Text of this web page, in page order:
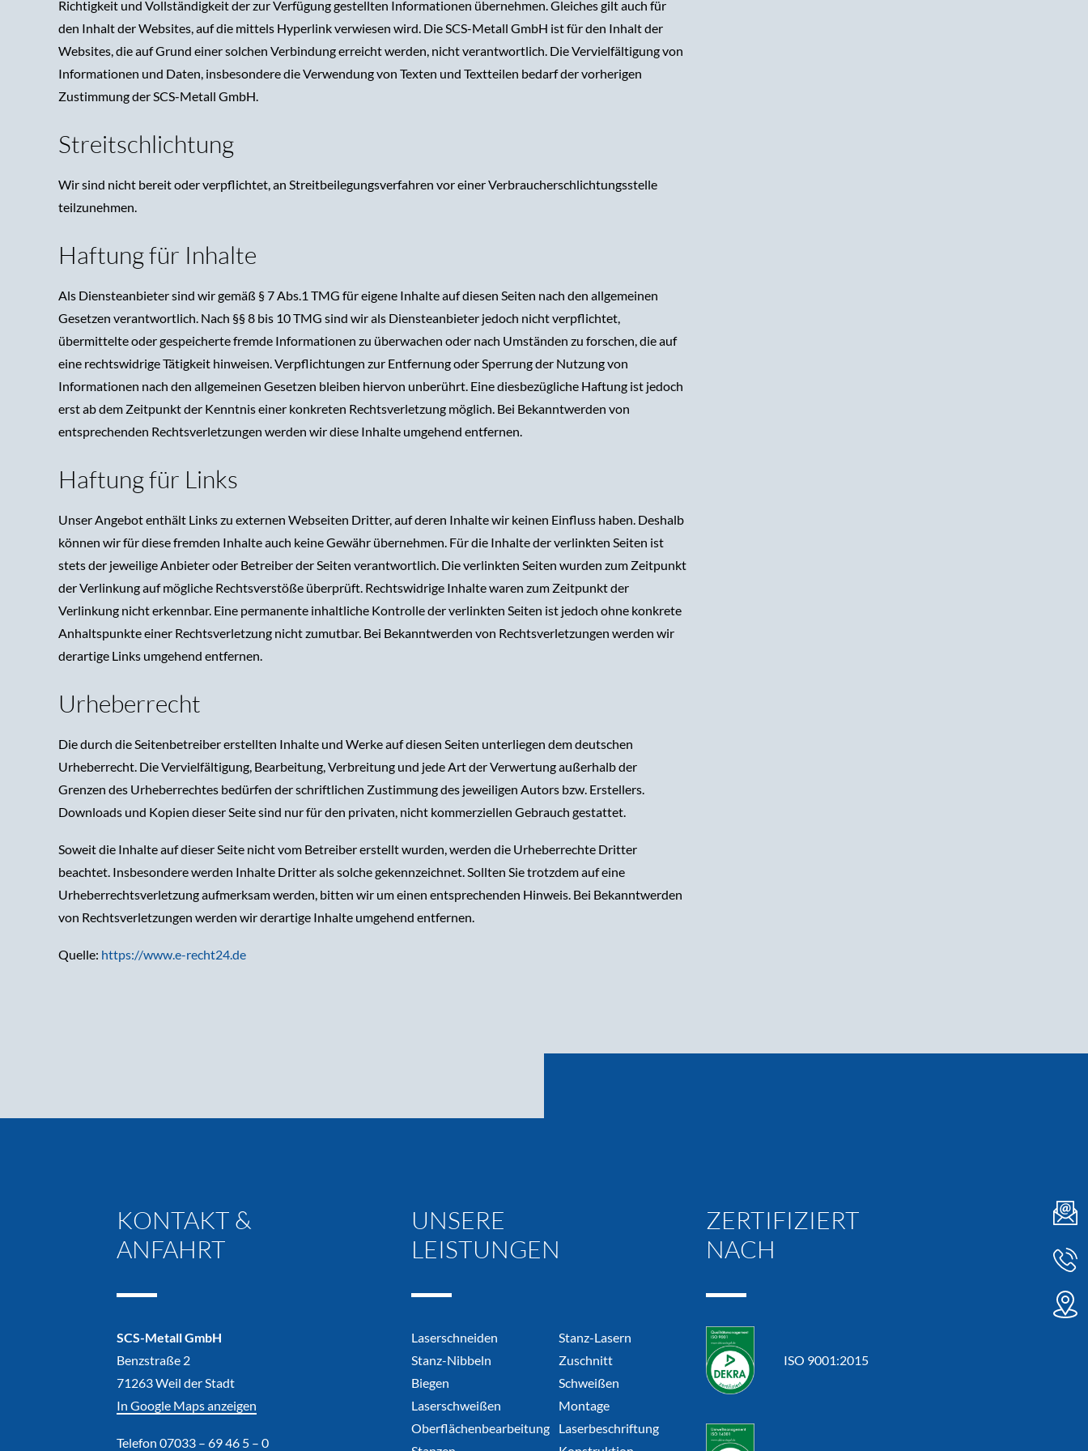
Richtigkeit und Vollständigkeit der zur Verfügung gestellten Informationen übernehmen. Gleiches gilt auch für
den Inhalt der Websites, auf die mittels Hyperlink verwiesen wird. Die SCS-Metall GmbH ist für den Inhalt der
Websites, die auf Grund einer solchen Verbindung erreicht werden, nicht verantwortlich. Die Vervielfältigung von
Informationen und Daten, insbesondere die Verwendung von Texten und Textteilen bedarf der vorherigen
Zustimmung der SCS-Metall GmbH.
Streitschlichtung
Wir sind nicht bereit oder verpflichtet, an Streitbeilegungsverfahren vor einer Verbraucherschlichtungsstelle
teilzunehmen.
Haftung für Inhalte
Als Diensteanbieter sind wir gemäß § 7 Abs.1 TMG für eigene Inhalte auf diesen Seiten nach den allgemeinen
Gesetzen verantwortlich. Nach §§ 8 bis 10 TMG sind wir als Diensteanbieter jedoch nicht verpflichtet,
übermittelte oder gespeicherte fremde Informationen zu überwachen oder nach Umständen zu forschen, die auf
eine rechtswidrige Tätigkeit hinweisen. Verpflichtungen zur Entfernung oder Sperrung der Nutzung von
Informationen nach den allgemeinen Gesetzen bleiben hiervon unberührt. Eine diesbezügliche Haftung ist jedoch
erst ab dem Zeitpunkt der Kenntnis einer konkreten Rechtsverletzung möglich. Bei Bekanntwerden von
entsprechenden Rechtsverletzungen werden wir diese Inhalte umgehend entfernen.
Haftung für Links
Unser Angebot enthält Links zu externen Webseiten Dritter, auf deren Inhalte wir keinen Einfluss haben. Deshalb
können wir für diese fremden Inhalte auch keine Gewähr übernehmen. Für die Inhalte der verlinkten Seiten ist
stets der jeweilige Anbieter oder Betreiber der Seiten verantwortlich. Die verlinkten Seiten wurden zum Zeitpunkt
der Verlinkung auf mögliche Rechtsverstöße überprüft. Rechtswidrige Inhalte waren zum Zeitpunkt der
Verlinkung nicht erkennbar. Eine permanente inhaltliche Kontrolle der verlinkten Seiten ist jedoch ohne konkrete
Anhaltspunkte einer Rechtsverletzung nicht zumutbar. Bei Bekanntwerden von Rechtsverletzungen werden wir
derartige Links umgehend entfernen.
Urheberrecht
Die durch die Seitenbetreiber erstellten Inhalte und Werke auf diesen Seiten unterliegen dem deutschen
Urheberrecht. Die Vervielfältigung, Bearbeitung, Verbreitung und jede Art der Verwertung außerhalb der
Grenzen des Urheberrechtes bedürfen der schriftlichen Zustimmung des jeweiligen Autors bzw. Erstellers.
Downloads und Kopien dieser Seite sind nur für den privaten, nicht kommerziellen Gebrauch gestattet.
Soweit die Inhalte auf dieser Seite nicht vom Betreiber erstellt wurden, werden die Urheberrechte Dritter
beachtet. Insbesondere werden Inhalte Dritter als solche gekennzeichnet. Sollten Sie trotzdem auf eine
Urheberrechtsverletzung aufmerksam werden, bitten wir um einen entsprechenden Hinweis. Bei Bekanntwerden
von Rechtsverletzungen werden wir derartige Inhalte umgehend entfernen.
Quelle: https://www.e-recht24.de
KONTAKT &
ANFAHRT
SCS-Metall GmbH
Benzstraße 2
71263 Weil der Stadt
In Google Maps anzeigen
Telefon 07033 – 69 46 5 – 0
UNSERE
LEISTUNGEN
Laserschneiden
Stanz-Nibbeln
Biegen
Laserschweißen
Oberflächenbearbeitung
Stanz-Lasern
Zuschnitt
Schweißen
Montage
Laserbeschriftung
ZERTIFIZIERT
NACH
ISO 9001:2015